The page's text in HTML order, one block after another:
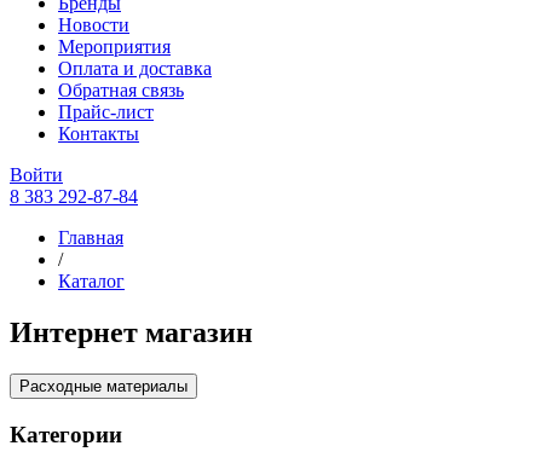
Новости
Мероприятия
Оплата и доставка
Обратная связь
Прайс-лист
Контакты
Войти
8 383 292-87-84
Главная
/
Каталог
Интернет магазин
Расходные материалы
Категории